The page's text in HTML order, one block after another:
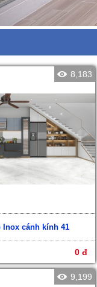
8,183
Inox cánh kính 41
0 đ
9,199